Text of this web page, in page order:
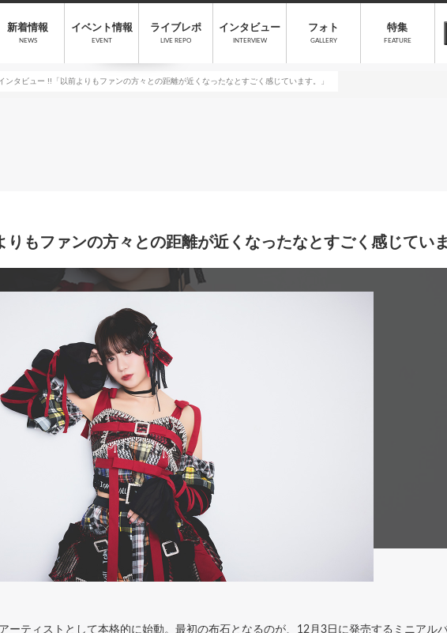
新着情報
NEWS
イベント情報
EVENT
ライブレポ
LIVE REPO
インタビュー
INTERVIEW
フォト
GALLERY
特集
FEATURE
ンタビュー !!「以前よりもファンの方々との距離が近くなったなとすごく感じています。」
もファンの方々との距離が近くなったなとすごく感じていま
ティストとして本格的に始動。最初の布石となるのが、12月3日に発売するミニアル